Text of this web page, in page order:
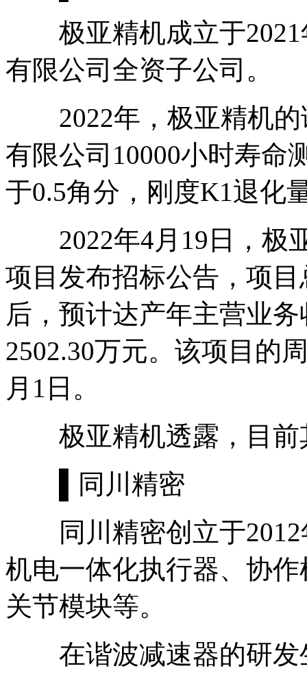
极亚精机成立于2021
有限公司全资子公司。
2022年，极亚精机的
有限公司10000小时寿命
于0.5角分，刚度K1退化
2022年4月19日，极
项目发布招标公告，项
后，预计达产年主营业
2502.30万元。该项目的
月1日。
极亚精机透露，目前
▌同川精密
同川精密创立于2012
机电一体化执行器、协
关节模块等。
在谐波减速器的研发